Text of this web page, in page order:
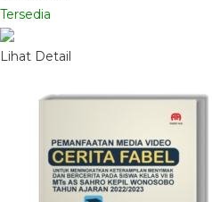
Tersedia
Lihat Detail